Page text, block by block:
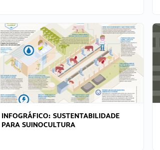
INFOGRÁFICO: SUSTENTABILIDADE
PARA SUINOCULTURA